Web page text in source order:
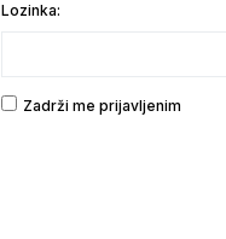
Lozinka:
Zadrži me prijavljenim